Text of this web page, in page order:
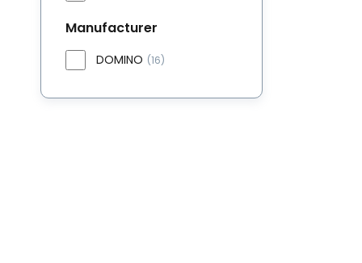
Manufacturer
DOMINO (16)